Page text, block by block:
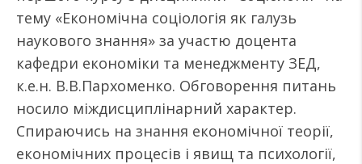
тему «Економічна соціологія як галузь
наукового знання» за участю доцента
кафедри економіки та менеджменту ЗЕД,
к.е.н. В.В.Пархоменко. Обговорення питань
носило міждисциплінарний характер.
Спираючись на знання економічної теорії,
економічних процесів і явищ та психології,